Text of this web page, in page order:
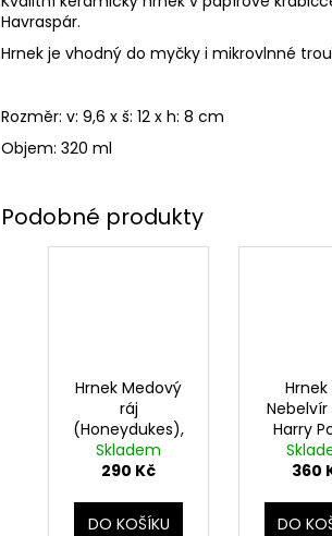
Havraspár.
Hrnek je vhodný do myčky i mikrovlnné
Rozměr: v: 9,6 x š: 12 x h: 8 cm
Objem: 320 ml
Hrnek Medový
ráj
(Honeydukes),
růžový, Harry
Potter
Skladem
290 Kč
DO KOŠÍKU
Hrnek
Harry
360
DO